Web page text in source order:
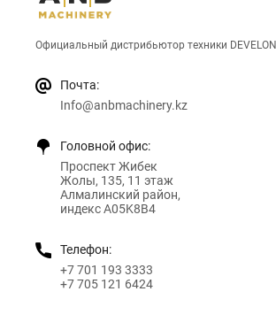
Официальный дистрибьютор техники DEVELON
Почта:
Info@anbmachinery.kz
Головной офис:
Проспект Жибек
Жолы, 135, 11 этаж
Алмалинский район,
индекс A05K8B4
Телефон:
+7 701 193 3333
+7 705 121 6424